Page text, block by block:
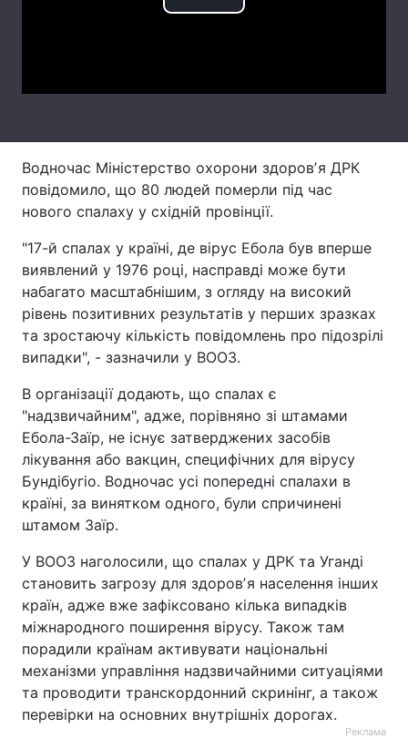
Play
Водночас Міністерство охорони здоровʼя ДРК
повідомило, що 80 людей померли під час
нового спалаху у східній провінції.
"17-й спалах у країні, де вірус Ебола був вперше
виявлений у 1976 році, насправді може бути
набагато масштабнішим, з огляду на високий
рівень позитивних результатів у перших зразках
та зростаючу кількість повідомлень про підозрілі
випадки", - зазначили у ВООЗ.
В організації додають, що спалах є
"надзвичайним", адже, порівняно зі штамами
Ебола-Заїр, не існує затверджених засобів
лікування або вакцин, специфічних для вірусу
Бундібугіо. Водночас усі попередні спалахи в
країні, за винятком одного, були спричинені
штамом Заїр.
У ВООЗ наголосили, що спалах у ДРК та Уганді
становить загрозу для здоровʼя населення інших
країн, адже вже зафіксовано кілька випадків
міжнародного поширення вірусу. Також там
порадили країнам активувати національні
механізми управління надзвичайними ситуаціями
та проводити транскордонний скринінг, а також
перевірки на основних внутрішніх дорогах.
Реклама